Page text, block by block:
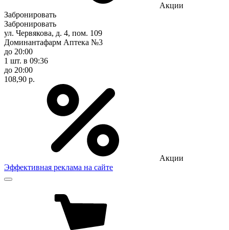
Акции
Забронировать
Забронировать
ул. Червякова, д. 4, пом. 109
Доминантафарм Аптека №3
до 20:00
1 шт. в 09:36
до 20:00
108,90 р.
Акции
Эффективная реклама на сайте